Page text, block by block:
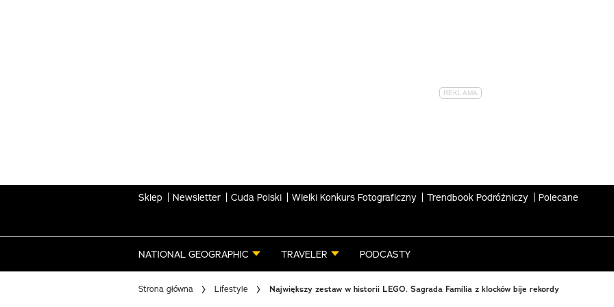
Sklep Newsletter Cuda Polski Wielki Konkurs Fotograficzny Trendbook Podróżniczy Polecane
NATIONAL GEOGRAPHIC TRAVELER PODCASTY
Strona główna Lifestyle Największy zestaw w historii LEGO. Sagrada Família z klocków bije rekordy